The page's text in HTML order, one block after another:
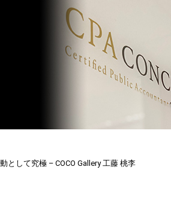
として究極 – COCO Gallery 工藤 桃李